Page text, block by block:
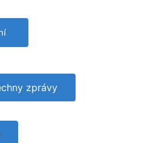
zprávy